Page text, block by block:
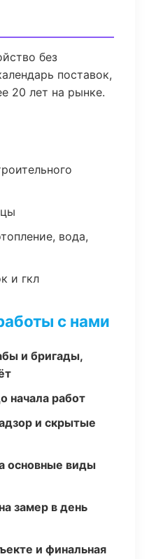
без
поставок,
20 лет на рынке.
вода,
и гкл
с нами
и бригады,
начала работ
и скрытые
основные виды
замер в день
и финальная